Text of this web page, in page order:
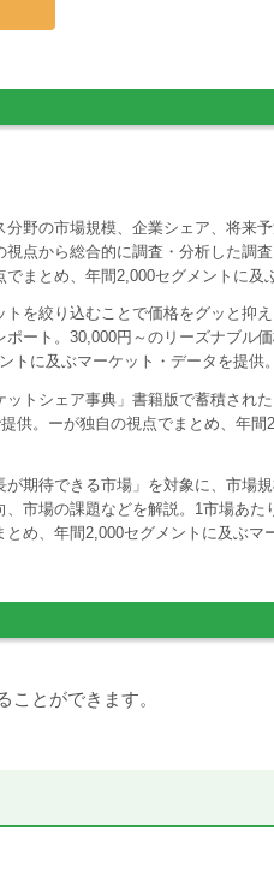
分野の市場規模、企業シェア、将来
視点から総合的に調査・分析した調
でまとめ、年間2,000セグメントに及
トを絞り込むことで価格をグッと抑
ポート。30,000円～のリーズナブル
トに及ぶマーケット・データを提供。
ットシェア事典」書籍版で蓄積され
供。ーが独自の視点でまとめ、年
が期待できる市場」を対象に、市場
、市場の課題などを解説。1市場あ
とめ、年間2,000セグメントに及ぶマ
とができます。